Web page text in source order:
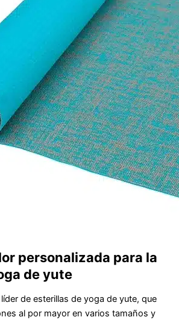
personalizada para la
de yute
de esterillas de yoga de yute, que
al por mayor en varios tamaños y